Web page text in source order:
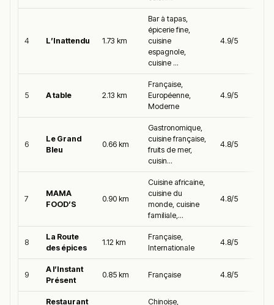
4 L’Inattendu 1.73 km
Bar à tapas,
épicerie fine,
cuisine
espagnole,
cuisine ...
4.9/5
5 A table 2.13 km
Française,
Européenne,
Moderne
4.9/5
6
Le Grand
Bleu
0.66 km
Gastronomique,
cuisine française,
fruits de mer,
cuisin...
4.8/5
7
MAMA
FOOD’S
0.90 km
Cuisine africaine,
cuisine du
monde, cuisine
familiale,...
4.8/5
8
La Route
des épices
1.12 km
Française,
Internationale
4.8/5
9
A l’Instant
Présent
0.85 km Française 4.8/5
Restaurant
Chinoise,